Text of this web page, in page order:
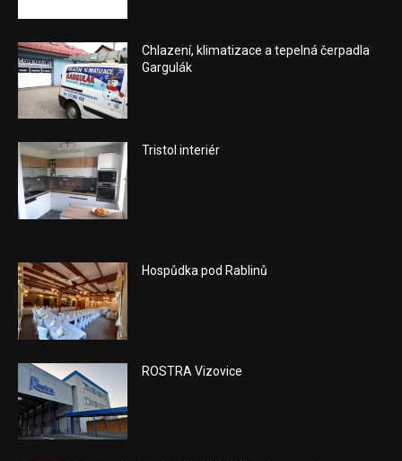
Chlazení, klimatizace a tepelná čerpadla
Gargulák
Tristol interiér
Hospůdka pod Rablinů
ROSTRA Vizovice